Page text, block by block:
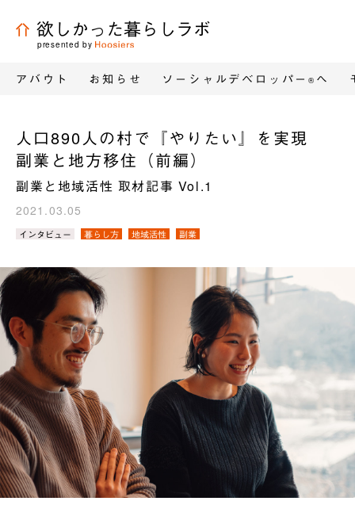
欲しかった暮らしラボ
presented by
アバウト お知らせ ソーシャルデベロッパー® へ
人口890人の村で『やりたい』を実現
副業と地方移住（前編）
副業と地域活性 取材記事 Vol.1
2021.03.05
カ
リ
インタビュー 暮らし方 地域活性 副業